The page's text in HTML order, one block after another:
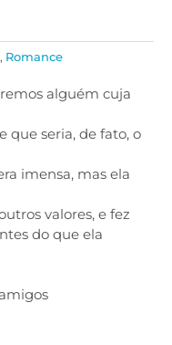
, Romance
alguém cuja
que seria, de fato, o
imensa, mas ela
valores, e fez
do que ela